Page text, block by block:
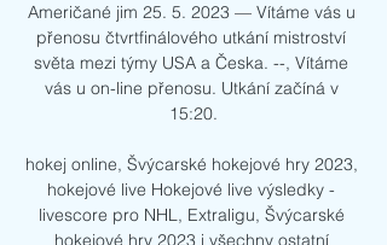
Američané jim 25. 5. 2023 — Vítáme vás u
přenosu čtvrtfinálového utkání mistroství
světa mezi týmy USA a Česka. --, Vítáme
vás u on-line přenosu. Utkání začíná v
15:20.
hokej online, Švýcarské hokejové hry 2023,
hokejové live Hokejové live výsledky -
livescore pro NHL, Extraligu, Švýcarské
hokejové hry 2023 i všechny ostatní